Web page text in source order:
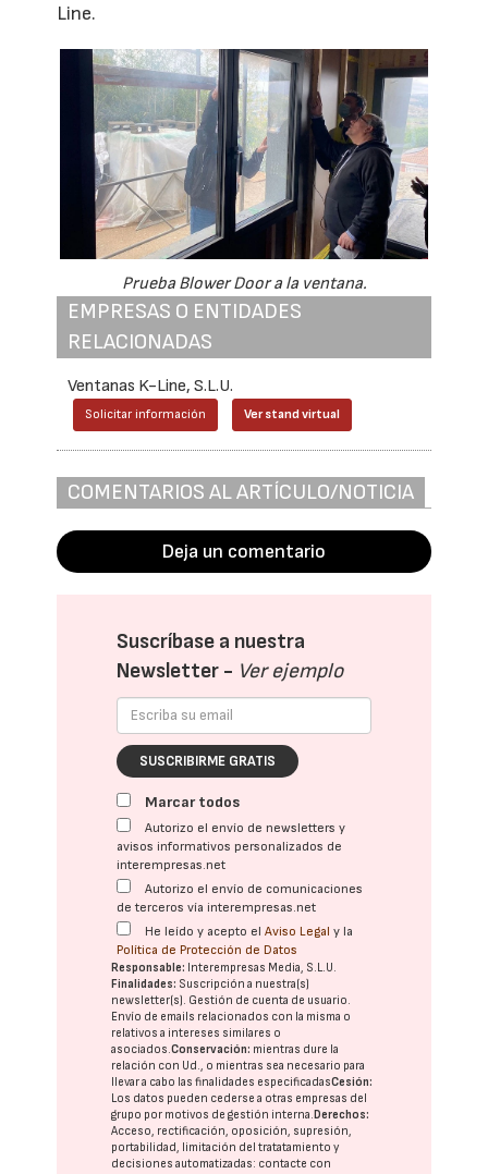
Line.
Prueba Blower Door a la ventana.
EMPRESAS O ENTIDADES
RELACIONADAS
Ventanas K-Line, S.L.U.
Solicitar información Ver stand virtual
COMENTARIOS AL ARTÍCULO/NOTICIA
Deja un comentario
Suscríbase a nuestra
Newsletter - Ver ejemplo
SUSCRIBIRME GRATIS
Marcar todos
Autorizo el envío de newsletters y
avisos informativos personalizados de
interempresas.net
Autorizo el envío de comunicaciones
de terceros vía interempresas.net
He leído y acepto elAviso Legal y la
Política de Protección de Datos
Responsable: Interempresas Media, S.L.U.
Finalidades: Suscripción a nuestra(s)
newsletter(s). Gestión de cuenta de usuario.
Envío de emails relacionados con la misma o
relativos a intereses similares o
asociados.Conservación: mientras dure la
relación con Ud., o mientras sea necesario para
llevar a cabo las finalidades especificadasCesión:
Los datos pueden cederse a otras empresas del
grupo por motivos de gestión interna.Derechos:
Acceso, rectificación, oposición, supresión,
portabilidad, limitación del tratatamiento y
decisiones automatizadas: contacte con